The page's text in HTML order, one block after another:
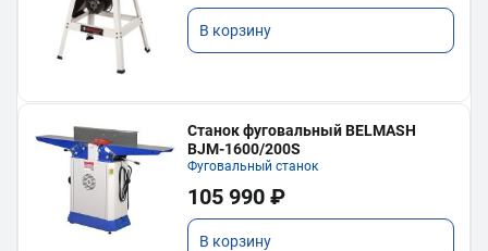
В корзину
Станок фуговальный BELMASH
BJM-1600/200S
Фуговальный станок
105 990 ₽
В корзину